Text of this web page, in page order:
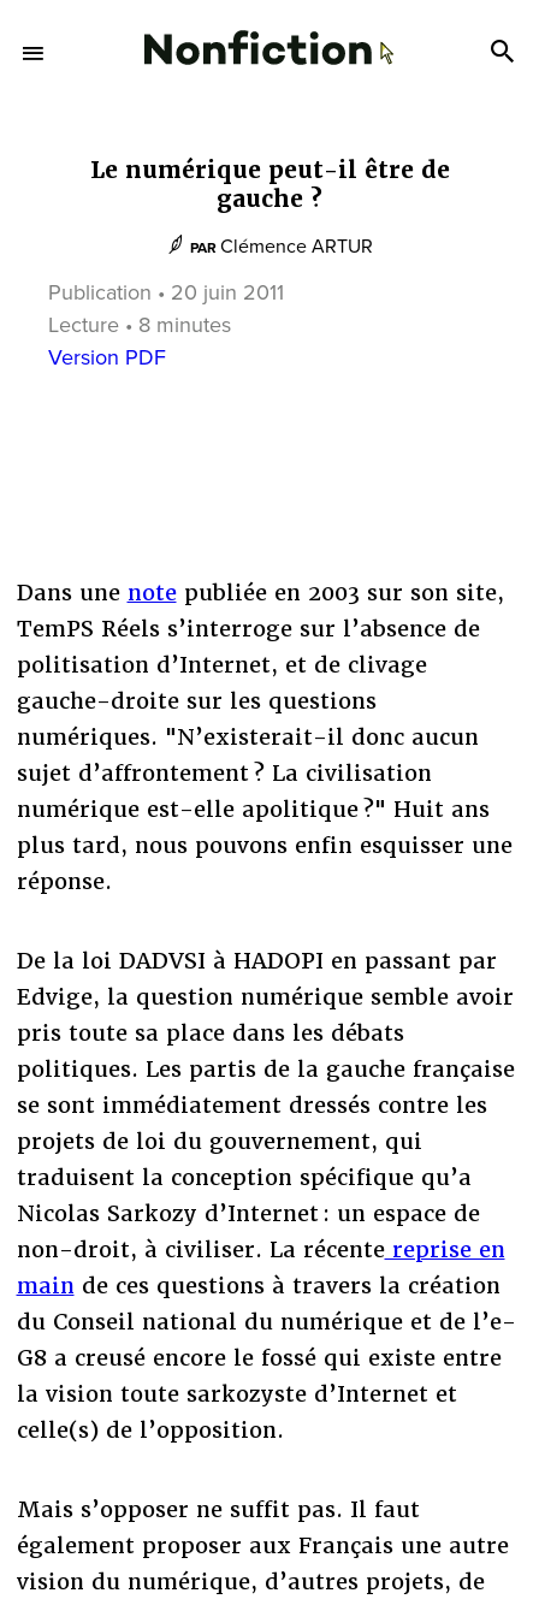
Le numérique peut-il être de
gauche ?
PAR Clémence ARTUR
Publication • 20 juin 2011
Lecture • 8 minutes
Version PDF
Dans une notepubliée en 2003 sur son site,
TemPS Réels s’interroge sur l’absence de
politisation d’Internet, et de clivage
gauche-droite sur les questions
numériques. "N’existerait-il donc aucun
sujet d’affrontement ? La civilisation
numérique est-elle apolitique ?" Huit ans
plus tard, nous pouvons enfin esquisser une
réponse.
De la loi DADVSI à HADOPI en passant par
Edvige, la question numérique semble avoir
pris toute sa place dans les débats
politiques. Les partis de la gauche française
se sont immédiatement dressés contre les
projets de loi du gouvernement, qui
traduisent la conception spécifique qu’a
Nicolas Sarkozy d’Internet : un espace de
non-droit, à civiliser. La récentereprise en
main de ces questions à travers la création
du Conseil national du numérique et de l’e-
G8 a creusé encore le fossé qui existe entre
la vision toute sarkozyste d’Internet et
celle(s) de l’opposition.
Mais s’opposer ne suffit pas. Il faut
également proposer aux Français une autre
vision du numérique, d’autres projets, de